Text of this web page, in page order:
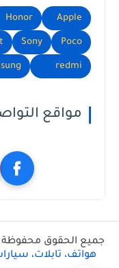
Apple
Honor
Poco
Sony
redmi
مواقع
جميع الحقوق
هواتف، تابلات،